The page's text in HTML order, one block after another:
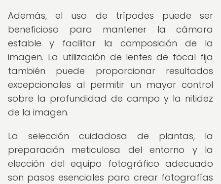
Además, el uso de trípodes puede ser
beneficioso para mantener la cámara
estable y facilitar la composición de la
imagen. La utilización de lentes de focal fija
también puede proporcionar resultados
excepcionales al permitir un mayor control
sobre la profundidad de campo y la nitidez
de la imagen.
La selección cuidadosa de plantas, la
preparación meticulosa del entorno y la
elección del equipo fotográfico adecuado
son pasos esenciales para crear fotografías